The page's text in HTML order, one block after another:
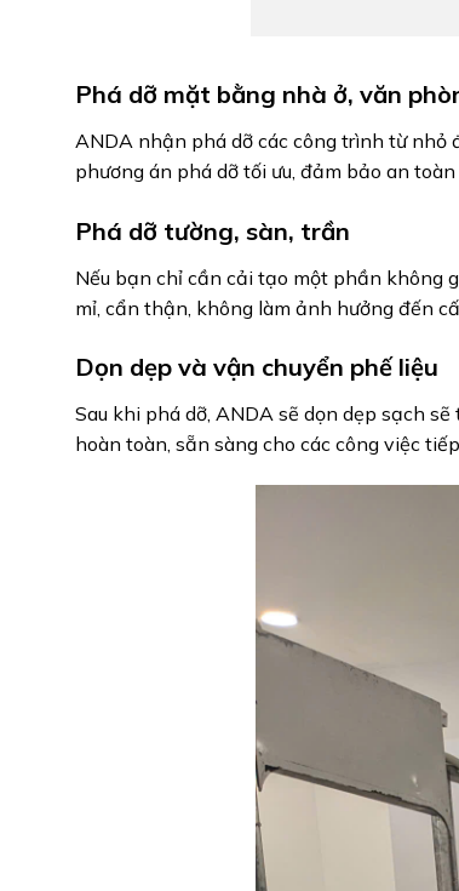
Phá dỡ mặt bằng nhà ở, văn
ANDA nhận phá dỡ các công trình từ nhỏ
phương án phá dỡ tối ưu, đảm bảo an
Phá dỡ tường, sàn, trần
Nếu bạn chỉ cần cải tạo một phần không
mỉ, cẩn thận, không làm ảnh hưởng đến
Dọn dẹp và vận chuyển phế liệu
Sau khi phá dỡ, ANDA sẽ dọn dẹp sạch
hoàn toàn, sẵn sàng cho các công việc